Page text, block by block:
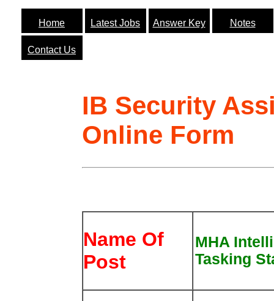
Home Latest Jobs Answer Key Notes
Contact Us
IB Security
Online Form
Name Of
Post
MHA
Tasking